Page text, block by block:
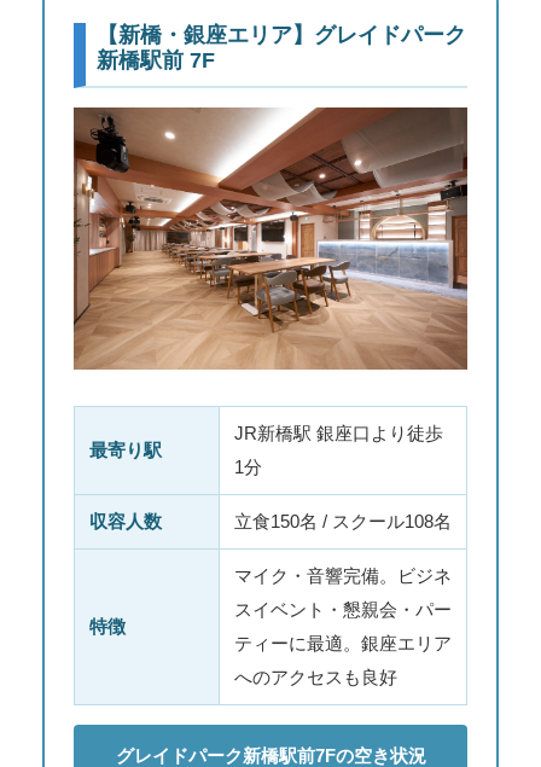
【新橋・銀座エリア】グレイドパーク
新橋駅前 7F
最寄り駅
JR新橋駅 銀座口より徒歩
1分
収容人数 立食150名 / スクール108名
特徴
マイク・音響完備。ビジネ
スイベント・懇親会・パー
ティーに最適。銀座エリア
へのアクセスも良好
グレイドパーク新橋駅前7Fの空き状況